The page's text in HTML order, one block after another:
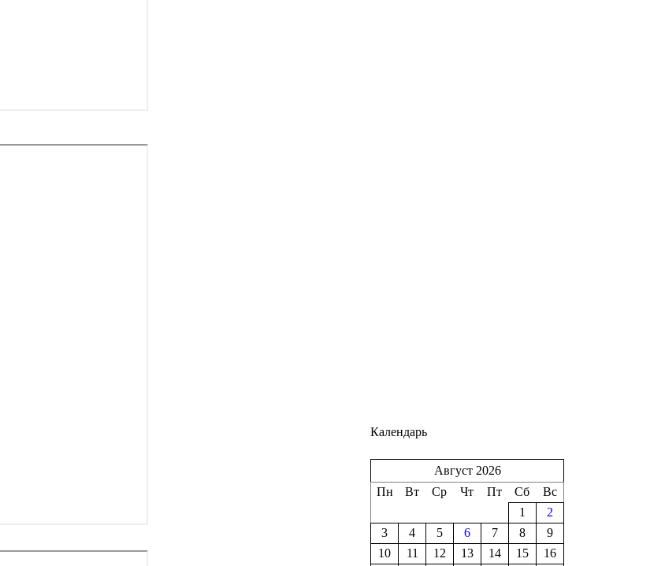
Календарь
Август 2026
Пн
Вт Ср Чт Пт Сб
Вс
1
2
3
4 5 6 7 8
9
10
11 12 13 14 15
16